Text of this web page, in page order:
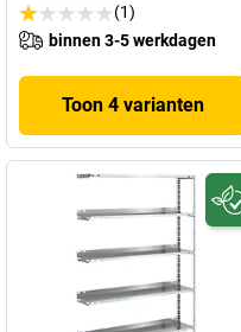
(1)
binnen 3-5 werkdagen
Toon 4 varianten